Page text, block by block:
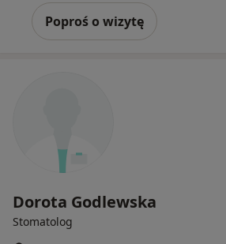
Poproś o wizytę
Dorota Godlewska
Stomatolog